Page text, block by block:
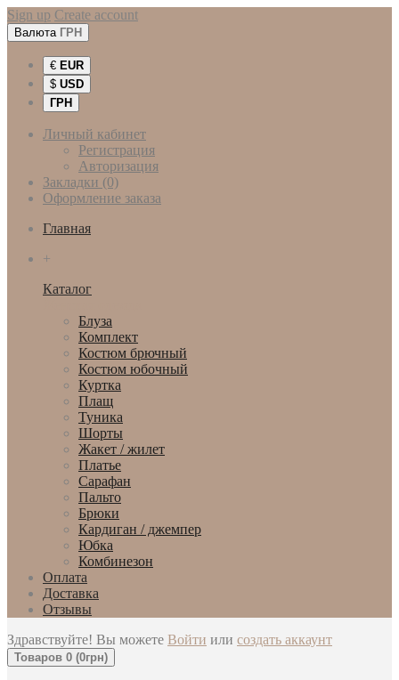
Sign up Create account
Валюта ГРН
€ EUR
$ USD
ГРН
Личный кабинет
Регистрация
Авторизация
Закладки (0)
Оформление заказа
Главная
+
Каталог
Блуза
Комплект
Костюм брючный
Костюм юбочный
Куртка
Плащ
Туника
Шорты
Жакет / жилет
Платье
Сарафан
Пальто
Брюки
Кардиган / джемпер
Юбка
Комбинезон
Оплата
Доставка
Отзывы
Здравствуйте! Вы можете Войти или создать аккаунт
Товаров 0 (0грн)